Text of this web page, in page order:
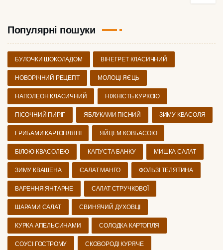
Популярні пошуки
БУЛОЧКИ ШОКОЛАДОМ ВІНЕГРЕТ КЛАСИЧНИЙ
НОВОРІЧНИЙ РЕЦЕПТ МОЛОЦІ ЯЄЦЬ
НАПОЛЕОН КЛАСИЧНИЙ НІЖНІСТЬ КУРКОЮ
ПІСОЧНИЙ ПИРІГ ЯБЛУКАМИ ПІСНИЙ ЗИМУ КВАСОЛЯ
ГРИБАМИ КАРТОПЛЯНІ ЯЙЦЕМ КОВБАСОЮ
БІЛОЮ КВАСОЛЕЮ КАПУСТА БАНКУ МИШКА САЛАТ
ЗИМУ КВАШЕНА САЛАТ МАНГО ФОЛЬЗІ ТЕЛЯТИНА
ВАРЕННЯ ЯНТАРНЕ САЛАТ СТРУЧКОВОЇ
ШАРАМИ САЛАТ СВИНЯЧИЙ ДУХОВЦІ
КУРКА АПЕЛЬСИНАМИ СОЛОДКА КАРТОПЛЯ
СОУСІ ГОСТРОМУ СКОВОРОДІ КУРЯЧЕ